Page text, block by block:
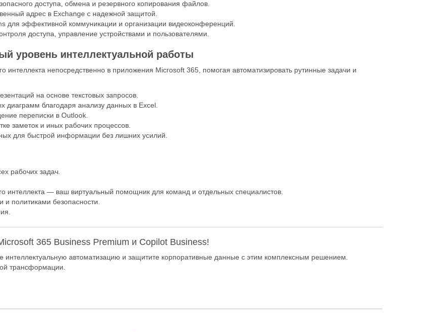
доступа, обмена и резервного копирования файлов.
адрес в Exchange с надежной защитой.
для эффективной коммуникации и организации видеоконференций.
доступа, управление устройствами и пользователями.
уровень интеллектуальной работы
интеллекта непосредственно в приложения Microsoft 365, помогая автоматизировать рутинные задачи и
на основе текстовых запросов.
диаграмм благодаря анализу данных в Excel.
переписки в Outlook.
заметок и иных рабочих процессов.
для быстрой информации без лишних усилий.
рабочих задач.
интеллекта — ваш виртуальный помощник для команд и отдельных специалистов.
и политиками безопасности.
365 Business Premium и Copilot Business!
интеллектуальную автоматизацию и защитите корпоративные данные с этим комплексным решением.
трансформации.